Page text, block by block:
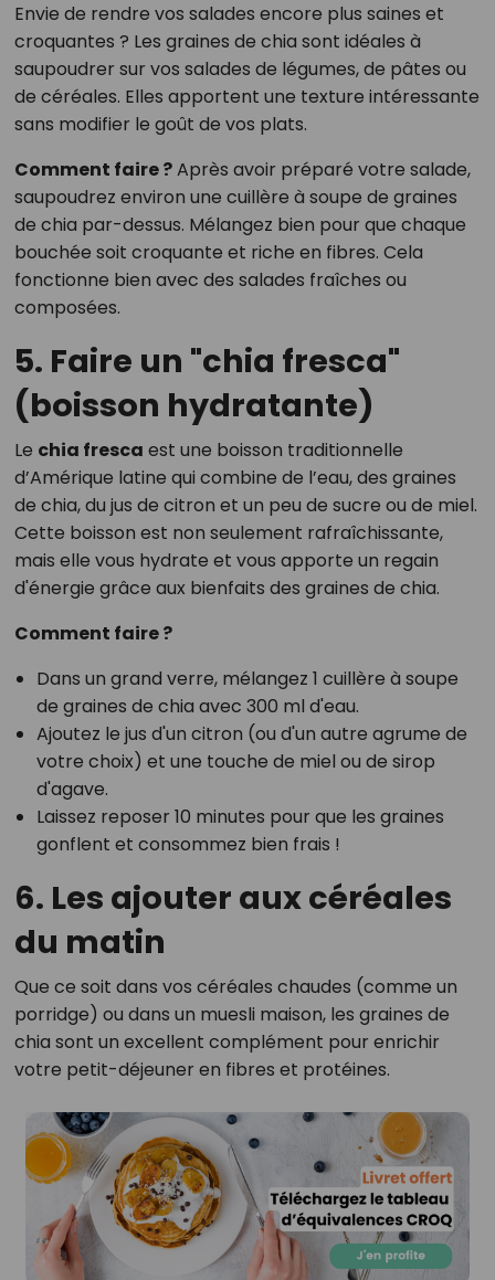
Envie de rendre vos salades encore plus saines et
croquantes ? Les graines de chia sont idéales à
saupoudrer sur vos salades de légumes, de pâtes ou
de céréales. Elles apportent une texture intéressante
sans modifier le goût de vos plats.
Comment faire ?Après avoir préparé votre salade,
saupoudrez environ une cuillère à soupe de graines
de chia par-dessus. Mélangez bien pour que chaque
bouchée soit croquante et riche en fibres. Cela
fonctionne bien avec des salades fraîches ou
composées.
5. Faire un "chia fresca"
(boisson hydratante)
Le chia fresca est une boisson traditionnelle
d’Amérique latine qui combine de l’eau, des graines
de chia, du jus de citron et un peu de sucre ou de miel.
Cette boisson est non seulement rafraîchissante,
mais elle vous hydrate et vous apporte un regain
d'énergie grâce aux bienfaits des graines de chia.
Comment faire ?
Dans un grand verre, mélangez 1 cuillère à soupe
de graines de chia avec 300 ml d'eau.
Ajoutez le jus d'un citron (ou d'un autre agrume de
votre choix) et une touche de miel ou de sirop
d'agave.
Laissez reposer 10 minutes pour que les graines
gonflent et consommez bien frais !
6. Les ajouter aux céréales
du matin
Que ce soit dans vos céréales chaudes (comme un
porridge) ou dans un muesli maison, les graines de
chia sont un excellent complément pour enrichir
votre petit-déjeuner en fibres et protéines.